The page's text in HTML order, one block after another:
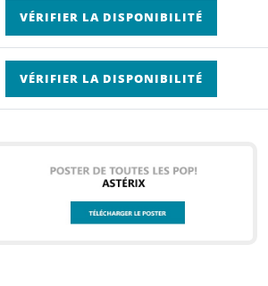
VÉRIFIER LA DISPONIBILITÉ
VÉRIFIER LA DISPONIBILITÉ